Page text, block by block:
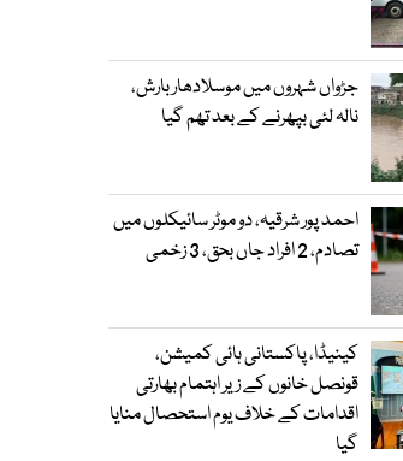
جڑواں شہروں میں موسلادھار بارش،
نالہ لئی بپھرنے کے بعد تھم گیا
احمد پور شرقیہ، دو موٹر سائیکلوں میں
تصادم، 2 افراد جاں بحق، 3 زخمی
کینیڈا، پاکستانی ہائی کمیشن،
قونصل خانوں کے زیر اہتمام بھارتی
اقدامات کے خلاف یوم استحصال منایا
گیا